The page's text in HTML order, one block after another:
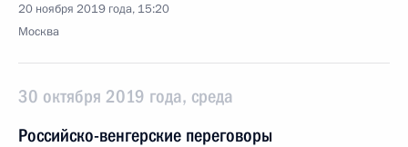
20 ноября 2019 года, 15:20
Москва
30 октября 2019 года, среда
Российско-венгерские переговоры